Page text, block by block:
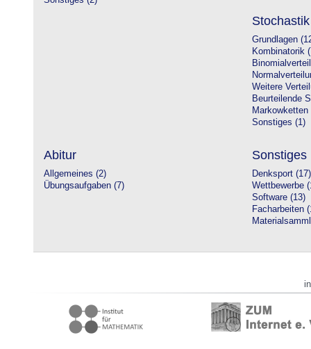
Stochastik
Grundlagen
Kombinatorik
Weitere
Beurteilende
Markowketten
Sonstiges (1)
Abitur
Allgemeines (2)
Übungsaufgaben (7)
Sonstiges
Denksport (17)
Wettbewerbe
Software (13)
Facharbeiten